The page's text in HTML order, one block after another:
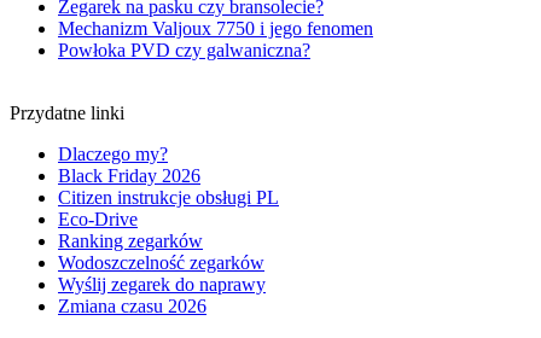
Zegarek na pasku czy bransolecie?
Mechanizm Valjoux 7750 i jego fenomen
Powłoka PVD czy galwaniczna?
Przydatne linki
Dlaczego my?
Black Friday 2026
Citizen instrukcje obsługi PL
Eco-Drive
Ranking zegarków
Wodoszczelność zegarków
Wyślij zegarek do naprawy
Zmiana czasu 2026